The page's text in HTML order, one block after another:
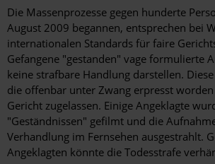
Die Massenprozesse gegen hunderte
August 2009 begannen, entsprechen bei
internationalen Standards für faire
Gefangene "gestanden" vage formulierte
keine strafbare Handlung darstellen.
die offenbar unter Zwang erpresst
Gericht zugelassen. Einige Angeklagte
"Geständnissen" gefilmt und die
Verhandlung im Fernsehen ausgestrahlt.
Angeklagten könnte die Todesstrafe